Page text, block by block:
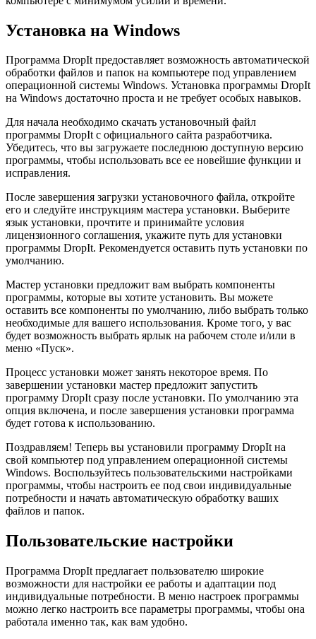
Установка на Windows
Программа DropIt предоставляет возможность автоматической
обработки файлов и папок на компьютере под управлением
операционной системы Windows. Установка программы DropIt
на Windows достаточно проста и не требует особых навыков.
Для начала необходимо скачать установочный файл
программы DropIt с официального сайта разработчика.
Убедитесь, что вы загружаете последнюю доступную версию
программы, чтобы использовать все ее новейшие функции и
исправления.
После завершения загрузки установочного файла, откройте
его и следуйте инструкциям мастера установки. Выберите
язык установки, прочтите и принимайте условия
лицензионного соглашения, укажите путь для установки
программы DropIt. Рекомендуется оставить путь установки по
умолчанию.
Мастер установки предложит вам выбрать компоненты
программы, которые вы хотите установить. Вы можете
оставить все компоненты по умолчанию, либо выбрать только
необходимые для вашего использования. Кроме того, у вас
будет возможность выбрать ярлык на рабочем столе и/или в
меню «Пуск».
Процесс установки может занять некоторое время. По
завершении установки мастер предложит запустить
программу DropIt сразу после установки. По умолчанию эта
опция включена, и после завершения установки программа
будет готова к использованию.
Поздравляем! Теперь вы установили программу DropIt на
свой компьютер под управлением операционной системы
Windows. Воспользуйтесь пользовательскими настройками
программы, чтобы настроить ее под свои индивидуальные
потребности и начать автоматическую обработку ваших
файлов и папок.
Пользовательские настройки
Программа DropIt предлагает пользователю широкие
возможности для настройки ее работы и адаптации под
индивидуальные потребности. В меню настроек программы
можно легко настроить все параметры программы, чтобы она
работала именно так, как вам удобно.